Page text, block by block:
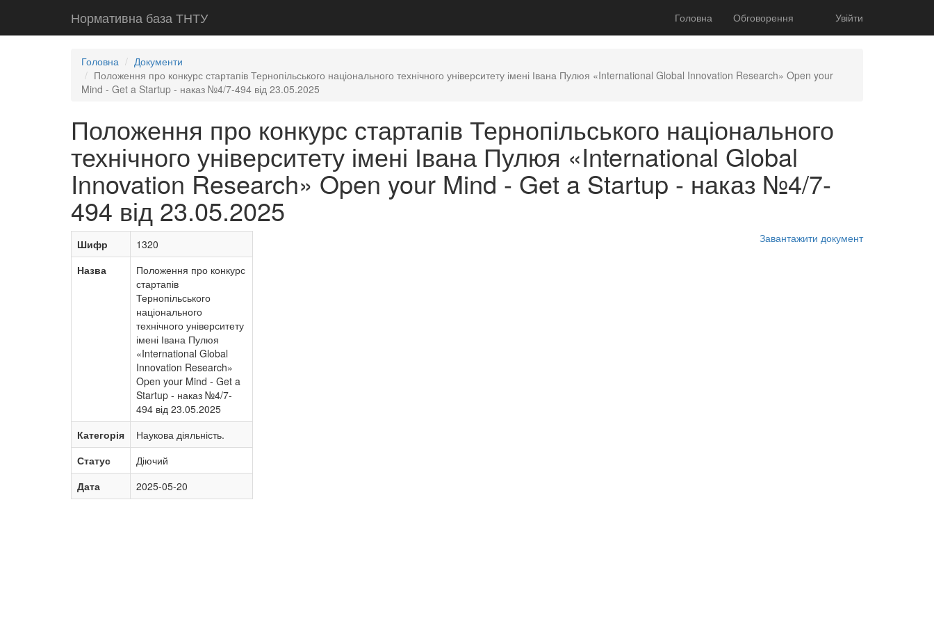
Нормативна база ТНТУ Головна Обговорення Увійти
Головна
Документи
Положення про конкурс стартапів Тернопільського національного технічного університету імені Івана Пулюя «International Global Innovation Research» Open your
Mind - Get a Startup - наказ №4/7-494 від 23.05.2025
Положення про конкурс стартапів Тернопільського національного
технічного університету імені Івана Пулюя «International Global
Innovation Research» Open your Mind - Get a Startup - наказ №4/7-
494 від 23.05.2025
Шифр
1320
Назва
Положення про конкурс
стартапів
Тернопільського
національного
технічного університету
імені Івана Пулюя
«International Global
Innovation Research»
Open your Mind - Get a
Startup - наказ №4/7-
494 від 23.05.2025
Категорія
Наукова діяльність.
Статус
Діючий
Дата
2025-05-20
Завантажити документ